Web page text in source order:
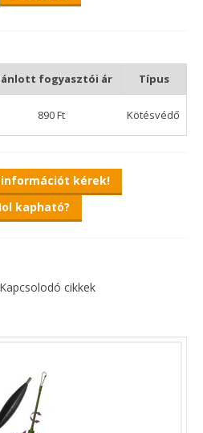
aprócikkei szinte minden
a kötésünket védjük, és egyben
szilikon cső, amit a
csak védi, de bizonyos
fogyasztói ár Típus
890 Ft Kötésvédő
információt kérek!
kapható?
Kapcsolodó cikkek